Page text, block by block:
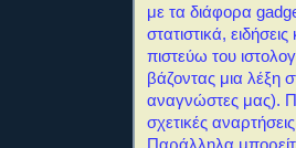
με τα διάφορα
στατιστικά,
πιστεύω του
βάζοντας μια λέξη
αναγνώστες μας).
σχετικές
Παράλληλα